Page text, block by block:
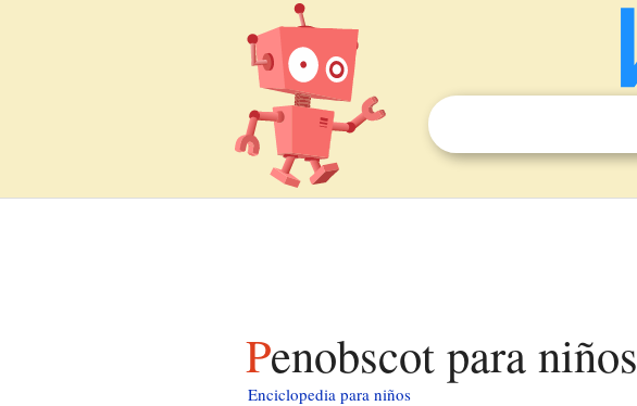
Penobscot para niños
Enciclopedia para niños